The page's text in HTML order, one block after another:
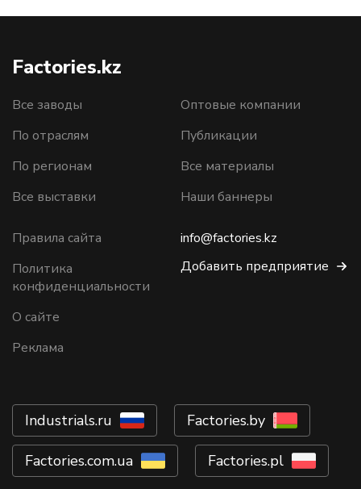
Factories.kz
Все заводы
По отраслям
По регионам
Все выставки
Оптовые компании
Публикации
Все материалы
Наши баннеры
Правила сайта
Политика
конфиденциальности
О сайте
Реклама
info@factories.kz
Добавить предприятие
Industrials.ru Factories.by
Factories.com.ua Factories.pl